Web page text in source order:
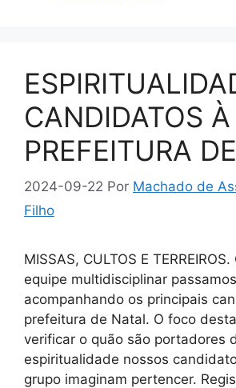
CANDIDATOS À
PREFEITURA
2024-09-22 Por Machado de
Filho
MISSAS, CULTOS E
equipe multidisciplinar
acompanhando os principais
prefeitura de Natal. O foco
verificar o quão são portadores
espiritualidade nossos
grupo imaginam pertencer.